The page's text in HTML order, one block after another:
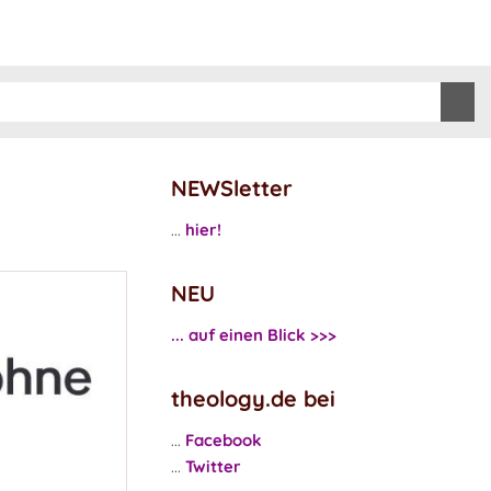
NEWSletter
... hier!
NEU
... auf einen Blick >>>
theology.de bei
... Facebook
... Twitter